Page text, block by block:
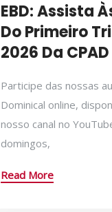
EBD: Assista
Do Primeiro
2026 Da CPAD
Participe das nossas
Dominical online,
nosso canal no
domingos,
Read More